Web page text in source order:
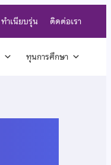
ทำเนียบรุ่น ติดต่อเรา
ทุนการศึกษา